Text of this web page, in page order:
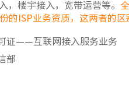
，楼宇接入，宽带运营等。
的ISP业务资质，这两者的区
证——互联网接入服务业务
部